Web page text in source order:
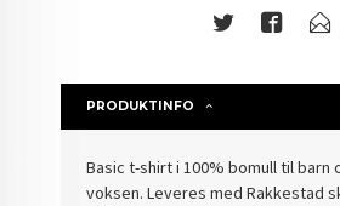
PRODUKTINFO
Basic t-shirt i 100% bomull til barn
voksen. Leveres med Rakkestad